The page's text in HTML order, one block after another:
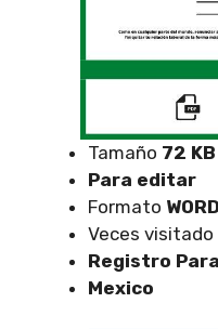
Tamaño 72 KB
Para editar
Formato
Veces visitado
Registro
Mexico